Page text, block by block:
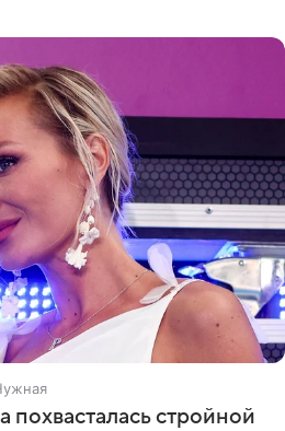
похвасталась стройной